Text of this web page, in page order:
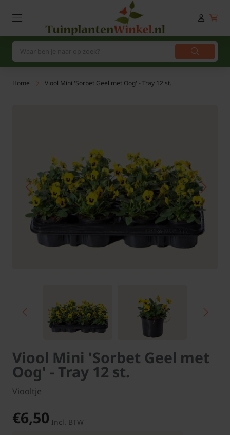
Home Viool Mini 'Sorbet Geel met Oog' - Tray 12 st.
Viool Mini 'Sorbet Geel met
Oog' - Tray 12 st.
Viooltje
€6,50 Incl. BTW